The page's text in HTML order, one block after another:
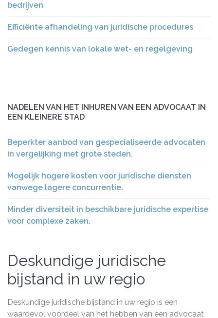
bedrijven
Efficiënte afhandeling van juridische procedures
Gedegen kennis van lokale wet- en regelgeving
NADELEN VAN HET INHUREN VAN EEN ADVOCAAT IN
EEN KLEINERE STAD
Beperkter aanbod van gespecialiseerde advocaten
in vergelijking met grote steden.
Mogelijk hogere kosten voor juridische diensten
vanwege lagere concurrentie.
Minder diversiteit in beschikbare juridische expertise
voor complexe zaken.
Deskundige juridische
bijstand in uw regio
Deskundige juridische bijstand in uw regio is een
waardevol voordeel van het hebben van een advocaat